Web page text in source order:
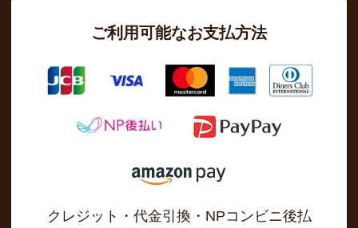
ご利用可能なお支払方法
クレジット・代金引換・NPコンビニ後払